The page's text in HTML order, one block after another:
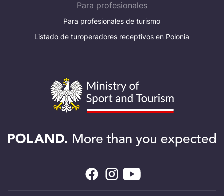
Para profesionales
Para profesionales de turismo
Listado de turoperadores receptivos en Polonia